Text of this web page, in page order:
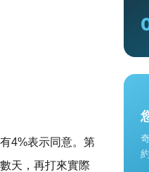
4%表示同意。第
天，再打來實際